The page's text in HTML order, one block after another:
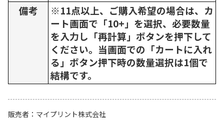
備考
※11点以上、ご購入希望の場合は、カ
ート画面で「10+」を選択、必要数量
を入力し「再計算」ボタンを押下して
ください。当画面での「カートに入れ
る」ボタン押下時の数量選択は1個で
結構です。
販売者
マイプリント株式会社